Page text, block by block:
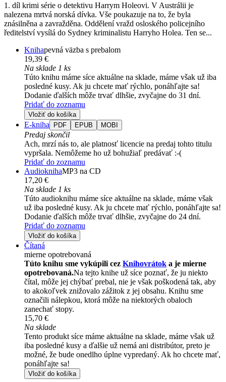
1. díl krimi série o detektivu Harrym Holeovi. V Austrálii je
nalezena mrtvá norská dívka. Vše poukazuje na to, že byla
znásilněna a zavražděna. Oddělení vražd osloského policejního
ředitelství vysílá do Sydney kriminalistu Harryho Holea. Ten se...
Knihapevná väzba s prebalom
19,39 €
Na sklade 1 ks
Túto knihu máme síce aktuálne na sklade, máme však už iba
posledné kusy. Ak ju chcete mať rýchlo, ponáhľajte sa!
Dodanie ďalších môže trvať dlhšie, zvyčajne do 31 dní.
Pridať do zoznamu
Vložiť do košíka
E-kniha PDF EPUB MOBI
Predaj skončil
Ach, mrzí nás to, ale platnosť licencie na predaj tohto titulu
vypršala. Nemôžeme ho už bohužiaľ predávať :-(
Pridať do zoznamu
AudioknihaMP3 na CD
17,20 €
Na sklade 1 ks
Túto audioknihu máme síce aktuálne na sklade, máme však
už iba posledné kusy. Ak ju chcete mať rýchlo, ponáhľajte sa!
Dodanie ďalších môže trvať dlhšie, zvyčajne do 24 dní.
Pridať do zoznamu
Vložiť do košíka
Čítaná
mierne opotrebovaná
Túto knihu sme vykúpili cez Knihovrátok a je mierne
opotrebovaná.Na tejto knihe už síce poznať, že ju niekto
čítal, môže jej chýbať prebal, nie je však poškodená tak, aby
to akokoľvek znižovalo zážitok z jej obsahu. Knihu sme
označili nálepkou, ktorá môže na niektorých obaloch
zanechať stopy.
15,70 €
Na sklade
Tento produkt síce máme aktuálne na sklade, máme však už
iba posledné kusy a ďalšie už nemá ani distribútor, preto je
možné, že bude onedlho úplne vypredaný. Ak ho chcete mať,
ponáhľajte sa!
Vložiť do košíka